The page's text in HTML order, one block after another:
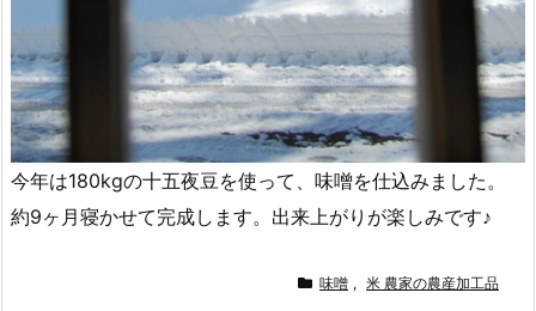
今年は180kgの十五夜豆を使って、味噌を仕込みました。
約9ヶ月寝かせて完成します。出来上がりが楽しみです♪
味噌 , 米 農家の農産加工品